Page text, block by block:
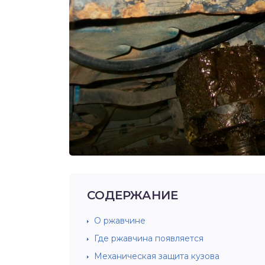
СОДЕРЖАНИЕ
О ржавчине
Где ржавчина появляется
Механическая защита кузова